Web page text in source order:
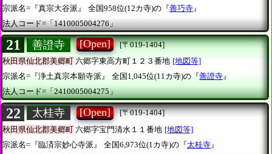
宗派名=『真宗大谷派』
全国958位(12カ寺)の『善巧寺 』
法人コード=「1410005004276」
21 善證寺 [Open]
[〒019-1404]
秋田県仙北郡美郷町 六郷字東高方町１２３番地 [地図等]
宗派名=『浄土真宗本願寺派』
全国1,045位(11カ寺)の『善證寺』
法人コード=「2410005004275」
22 太桂寺 [Open]
[〒019-1404]
秋田県仙北郡美郷町 六郷字宝門清水１１番地 [地図等]
宗派名=『臨済宗妙心寺派』
全国6,973位(1カ寺)の『太桂寺 』